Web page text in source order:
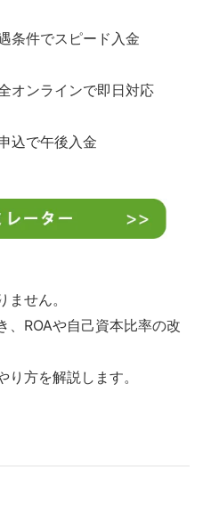
条件でスピード入金
オンラインで即日対応
込で午後入金
せん。
、ROAや自己資本比率の改
方を解説します。